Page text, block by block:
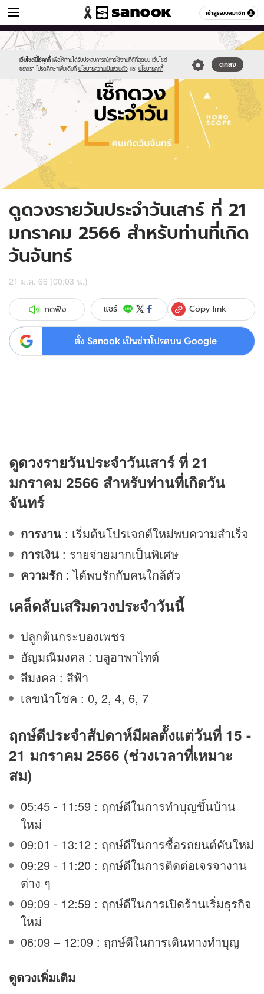
เข้าสู่ระบบสมาชิก
ดูดวง หมวดอื่นๆ
เว็บไซต์นี้ใช้คุกกี้ เพื่อให้ท่านได้รับประสบการณ์การใช้งานที่ดีที่สุดบน เว็บไซต์
ของเรา โปรดศึกษาเพิ่มเติมที่ นโยบายความเป็นส่วนตัว และ นโยบายคุกกี้
ตกลง
Sanook
//s.isanook.com/sr/0/images/logo-
new-
sanook.png
600
60
//s.isanook.com/ho/0/ud/fxd/day/daily-
horoscope-
monday.jpg
ดูดวงรายวันประจำวันเสาร์ ที่ 21
มกราคม 2566 สำหรับท่านที่เกิด
วันจันทร์
21 ม.ค. 66 (00:03 น.)
กดฟัง แชร์ Copy link
ตั้ง Sanook เป็นข่าวโปรดบน Google
ดูดวงรายวันประจำวันเสาร์ ที่ 21
มกราคม 2566 สำหรับท่านที่เกิดวัน
จันทร์
การงาน : เริ่มต้นโปรเจกต์ใหม่พบความสำเร็จ
การเงิน : รายจ่ายมากเป็นพิเศษ
ความรัก : ได้พบรักกับคนใกล้ตัว
เคล็ดลับเสริมดวงประจำวันนี้
ปลูกต้นกระบองเพชร
อัญมณีมงคล : บลูอาพาไทต์
สีมงคล : สีฟ้า
เลขนำโชค : 0, 2, 4, 6, 7
ฤกษ์ดีประจำสัปดาห์มีผลตั้งแต่วันที่ 15 -
21 มกราคม 2566 (ช่วงเวลาที่เหมาะ
สม)
05:45 - 11:59 : ฤกษ์ดีในการทำบุญขึ้นบ้าน
ใหม่
09:01 - 13:12 : ฤกษ์ดีในการซื้อรถยนต์คันใหม่
09:29 - 11:20 : ฤกษ์ดีในการติดต่อเจรจางาน
ต่าง ๆ
09:09 - 12:59 : ฤกษ์ดีในการเปิดร้านเริ่มธุรกิจ
ใหม่
06:09 – 12:09 : ฤกษ์ดีในการเดินทางทำบุญ
ดูดวงเพิ่มเติม